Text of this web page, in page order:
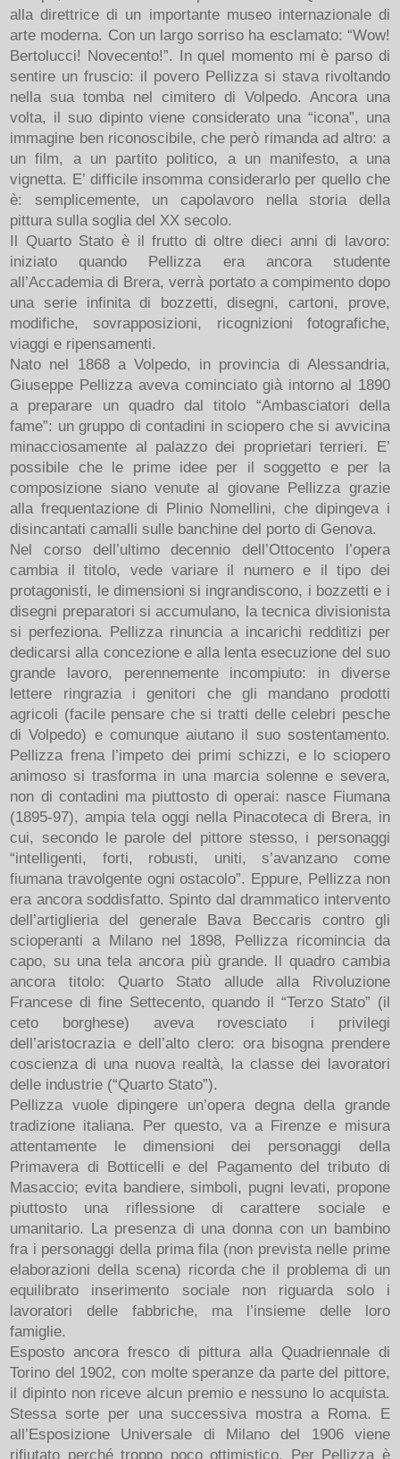
alla direttrice di un importante museo internazionale di
arte moderna. Con un largo sorriso ha esclamato: “Wow!
Bertolucci! Novecento!”. In quel momento mi è parso di
sentire un fruscio: il povero Pellizza si stava rivoltando
nella sua tomba nel cimitero di Volpedo. Ancora una
volta, il suo dipinto viene considerato una “icona”, una
immagine ben riconoscibile, che però rimanda ad altro: a
un film, a un partito politico, a un manifesto, a una
vignetta. E’ difficile insomma considerarlo per quello che
è: semplicemente, un capolavoro nella storia della
pittura sulla soglia del XX secolo.
Il Quarto Stato è il frutto di oltre dieci anni di lavoro:
iniziato quando Pellizza era ancora studente
all’Accademia di Brera, verrà portato a compimento dopo
una serie infinita di bozzetti, disegni, cartoni, prove,
modifiche, sovrapposizioni, ricognizioni fotografiche,
viaggi e ripensamenti.
Nato nel 1868 a Volpedo, in provincia di Alessandria,
Giuseppe Pellizza aveva cominciato già intorno al 1890
a preparare un quadro dal titolo “Ambasciatori della
fame”: un gruppo di contadini in sciopero che si avvicina
minacciosamente al palazzo dei proprietari terrieri. E’
possibile che le prime idee per il soggetto e per la
composizione siano venute al giovane Pellizza grazie
alla frequentazione di Plinio Nomellini, che dipingeva i
disincantati camalli sulle banchine del porto di Genova.
Nel corso dell’ultimo decennio dell’Ottocento l’opera
cambia il titolo, vede variare il numero e il tipo dei
protagonisti, le dimensioni si ingrandiscono, i bozzetti e i
disegni preparatori si accumulano, la tecnica divisionista
si perfeziona. Pellizza rinuncia a incarichi redditizi per
dedicarsi alla concezione e alla lenta esecuzione del suo
grande lavoro, perennemente incompiuto: in diverse
lettere ringrazia i genitori che gli mandano prodotti
agricoli (facile pensare che si tratti delle celebri pesche
di Volpedo) e comunque aiutano il suo sostentamento.
Pellizza frena l’impeto dei primi schizzi, e lo sciopero
animoso si trasforma in una marcia solenne e severa,
non di contadini ma piuttosto di operai: nasce Fiumana
(1895-97), ampia tela oggi nella Pinacoteca di Brera, in
cui, secondo le parole del pittore stesso, i personaggi
“intelligenti, forti, robusti, uniti, s’avanzano come
fiumana travolgente ogni ostacolo”. Eppure, Pellizza non
era ancora soddisfatto. Spinto dal drammatico intervento
dell’artiglieria del generale Bava Beccaris contro gli
scioperanti a Milano nel 1898, Pellizza ricomincia da
capo, su una tela ancora più grande. Il quadro cambia
ancora titolo: Quarto Stato allude alla Rivoluzione
Francese di fine Settecento, quando il “Terzo Stato” (il
ceto borghese) aveva rovesciato i privilegi
dell’aristocrazia e dell’alto clero: ora bisogna prendere
coscienza di una nuova realtà, la classe dei lavoratori
delle industrie (“Quarto Stato”).
Pellizza vuole dipingere un’opera degna della grande
tradizione italiana. Per questo, va a Firenze e misura
attentamente le dimensioni dei personaggi della
Primavera di Botticelli e del Pagamento del tributo di
Masaccio; evita bandiere, simboli, pugni levati, propone
piuttosto una riflessione di carattere sociale e
umanitario. La presenza di una donna con un bambino
fra i personaggi della prima fila (non prevista nelle prime
elaborazioni della scena) ricorda che il problema di un
equilibrato inserimento sociale non riguarda solo i
lavoratori delle fabbriche, ma l’insieme delle loro
famiglie.
Esposto ancora fresco di pittura alla Quadriennale di
Torino del 1902, con molte speranze da parte del pittore,
il dipinto non riceve alcun premio e nessuno lo acquista.
Stessa sorte per una successiva mostra a Roma. E
all’Esposizione Universale di Milano del 1906 viene
rifiutato perché troppo poco ottimistico. Per Pellizza è